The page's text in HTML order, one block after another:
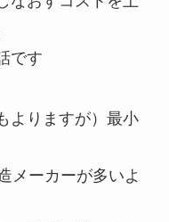
です
よりますが）最小
メーカーが多いよ